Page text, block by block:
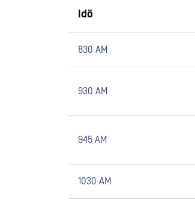
Idő
830 AM
930 AM
945 AM
1030 AM